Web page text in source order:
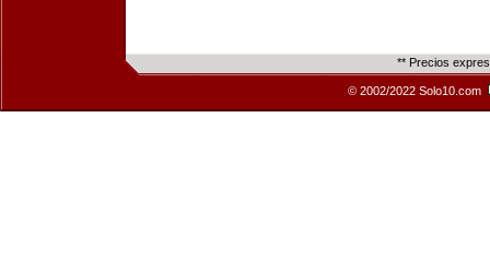
** Precios
© 2002/2022 Solo10.com